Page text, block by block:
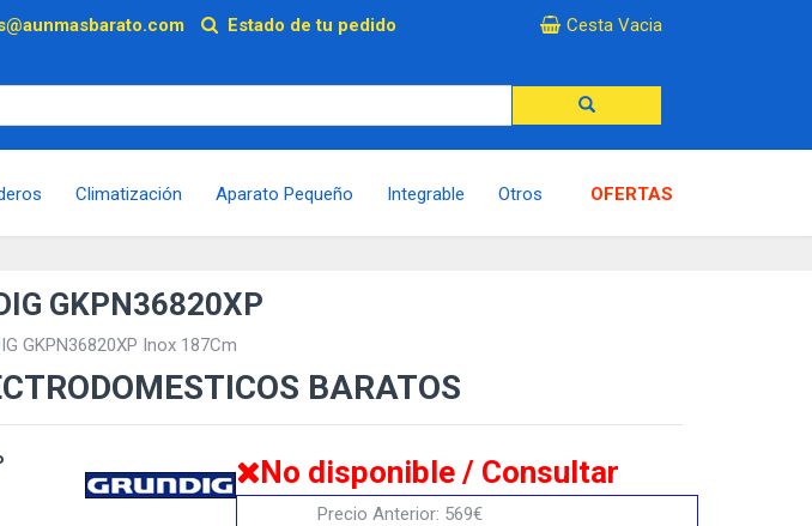
Estado de tu pedido Cesta Vacia
Climatización Aparato Pequeño Integrable Otros OFERTAS
GKPN36820XP
GKPN36820XP Inox 187Cm
BARATOS
No disponible / Consultar
Precio Anterior: 569€